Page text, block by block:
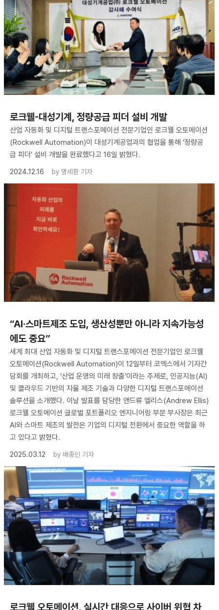
​로크웰-대성기계, 정량공급 피더 설비 개발
산업 자동화 및 디지털 트랜스포메이션 전문기업인 로크웰 오토메이션
(Rockwell Automation)이 대성기계공업과의 협업을 통해 ‘정량공
급 피더’ 설비 개발을 완료했다고 16일 밝혔다.
2024.12.16
by 명세환 기자
“AI·스마트제조 도입, 생산성뿐만 아니라 지속가능성
에도 중요”
세계 최대 산업 자동화 및 디지털 트랜스포메이션 전문기업인 로크웰
오토메이션(Rockwell Automation)이 12일부터 코엑스에서 기자간
담회를 개최하고, ‘산업 운영의 미래 창출’이라는 주제로, 인공지능(AI)
및 클라우드 기반의 자율 제조 기술과 다양한 디지털 트랜스포메이션
솔루션을 소개했다. 이날 발표를 담당한 앤드류 엘리스(Andrew Ellis)
로크웰 오토메이션 글로벌 포트폴리오 엔지니어링 부문 부사장은 최근
AI와 스마트 제조의 발전은 기업의 디지털 전환에서 중요한 역할을 하
고 있다고 밝혔다.
2025.03.12
by 배종인 기자
로크웰 오토메이션, 실시간 대응으로 사이버 위협 차